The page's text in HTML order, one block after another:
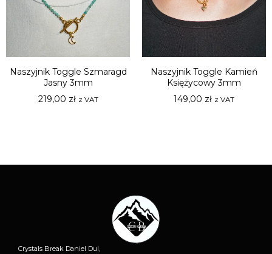
Naszyjnik Toggle Szmaragd
Jasny 3mm
219,00 zł z VAT
Naszyjnik Toggle Kamień
Księżycowy 3mm
149,00 zł z VAT
Crystals Break Daniel Dul,